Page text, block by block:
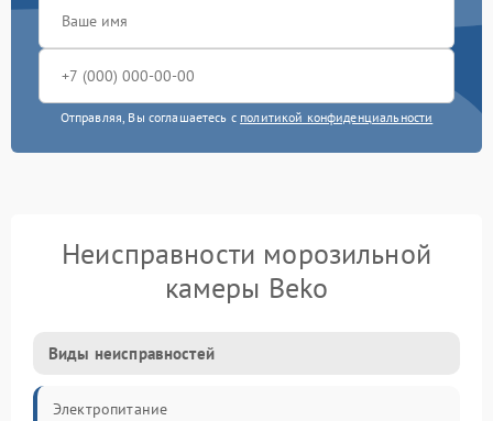
Отправляя, Вы соглашаетесь с политикой конфиденциальности
Неисправности морозильной
камеры Beko
Виды неисправностей
Электропитание